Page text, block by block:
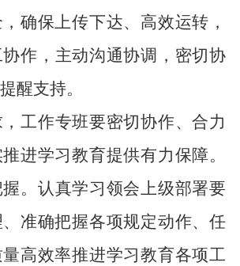
确保上传下达、高效运转，
作， 主动沟通协调，密切协
醒支持。
工作专班要密切协作、合力
进学习教育提供有力保障。
。 认真学习领会上级部署要
准确把握各项规定动作、任
高效率推进学习教育各项工